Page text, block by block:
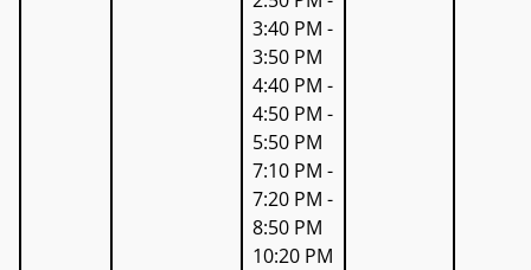
3:40 PM -
3:50 PM
4:40 PM -
4:50 PM -
5:50 PM
7:10 PM -
7:20 PM -
8:50 PM
10:20 PM